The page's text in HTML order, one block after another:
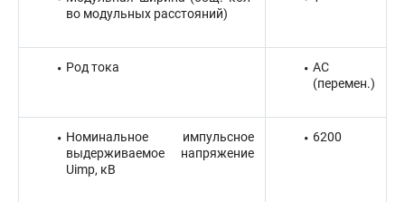
во модульных расстояний)
Род тока
AC
(перемен.)
Номинальное импульсное
выдерживаемое напряжение
Uimp, кВ
6200